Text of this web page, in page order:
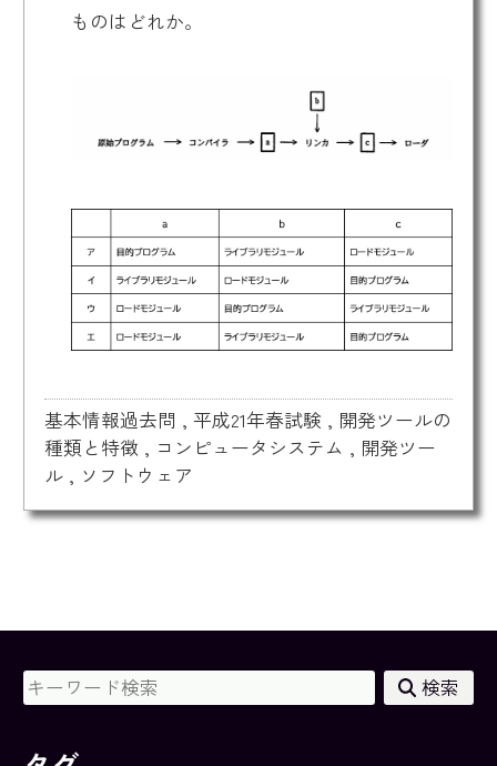
ものはどれか。
基本情報過去問 , 平成21年春試験 , 開発ツールの
種類と特徴 , コンピュータシステム , 開発ツー
ル, ソフトウェア
検索